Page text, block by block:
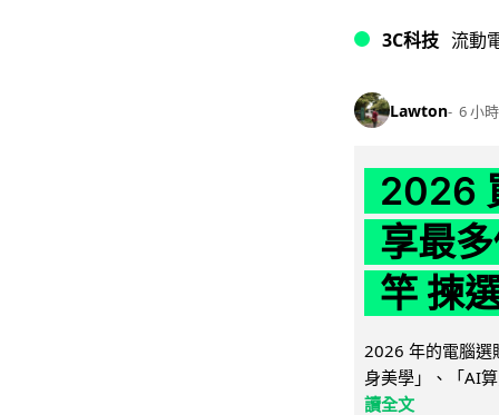
3C科技 流動
Lawton 6 小時
2026
享最
竿 揀
2026 年的電腦選
身美學」、「AI
讀全文